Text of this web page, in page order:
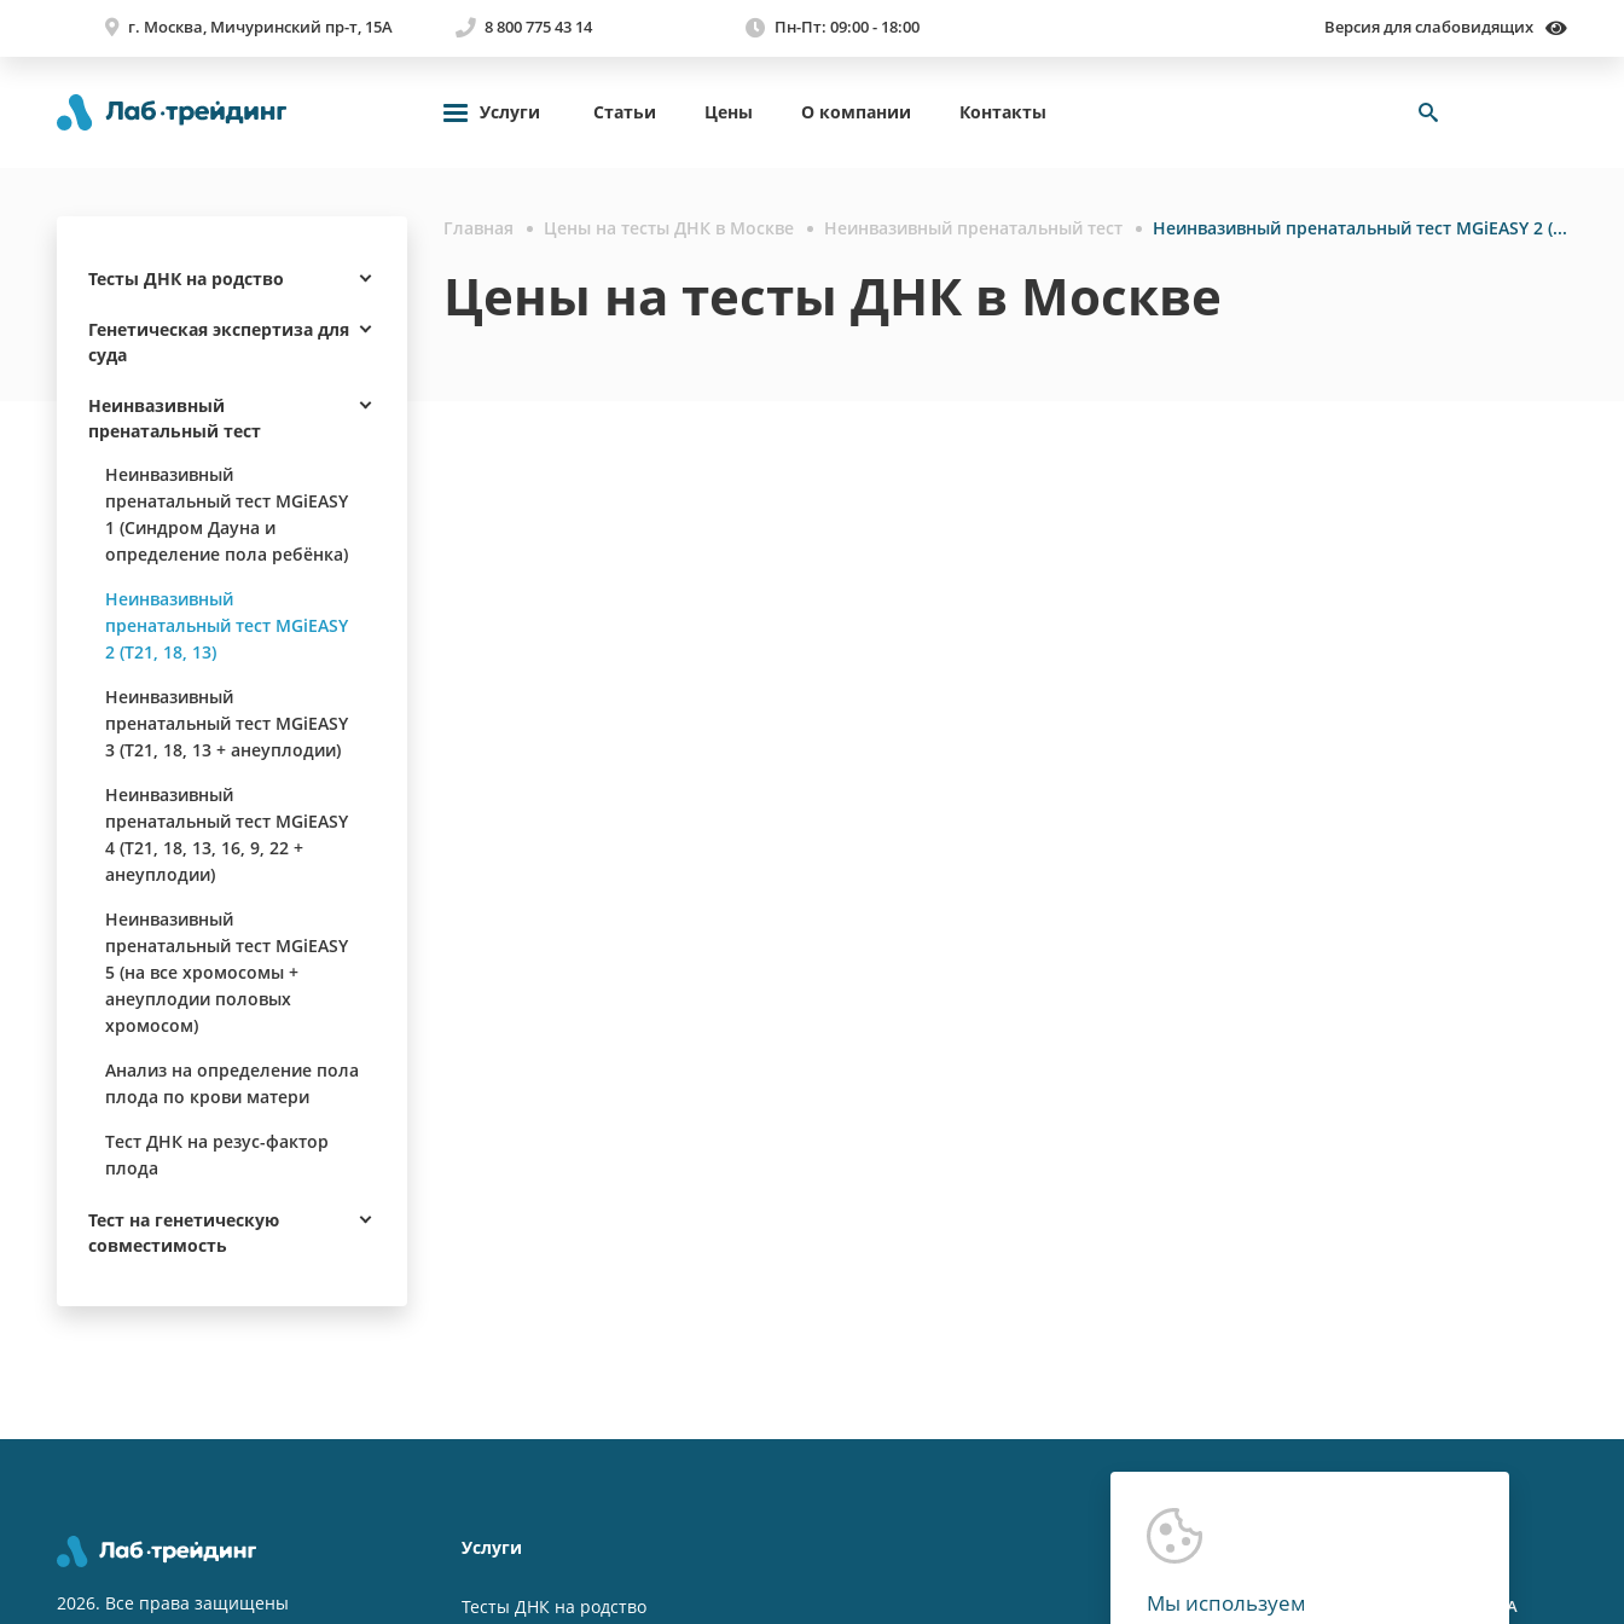
г. Москва, Мичуринский пр-т, 15А 8 800 775 43 14 Пн-Пт: 09:00 - 18:00 Версия для слабовидящих
Услуги Статьи Цены О компании Контакты
Тесты ДНК на родство
Генетическая экспертиза для
суда
Неинвазивный
пренатальный тест
Неинвазивный
пренатальный тест MGiEASY
1 (Синдром Дауна и
определение пола ребёнка)
Неинвазивный
пренатальный тест MGiEASY
2 (Т21, 18, 13)
Неинвазивный
пренатальный тест MGiEASY
3 (Т21, 18, 13 + анеуплодии)
Неинвазивный
пренатальный тест MGiEASY
4 (Т21, 18, 13, 16, 9, 22 +
анеуплодии)
Неинвазивный
пренатальный тест MGiEASY
5 (на все хромосомы +
анеуплодии половых
хромосом)
Анализ на определение пола
плода по крови матери
Тест ДНК на резус-фактор
плода
Тест на генетическую
совместимость
Главная Цены на тесты ДНК в Москве Неинвазивный пренатальный тест Неинвазивный пренатальный тест MGiEASY 2 (Т21, 18, 13)
Цены на тесты ДНК в Москве
2026. Все права защищены
Услуги
Тесты ДНК на родство г. Москва, Мичуринский пр-т, 15А
Мы используем